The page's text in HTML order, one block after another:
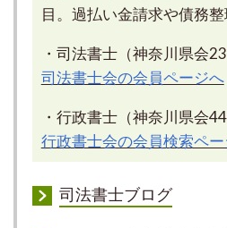
目。過払い金請求や債務整
・司法書士（神奈川県会
司法書士会の会員ページへ
・行政書士（神奈川県会
行政書士会の会員検索ペ
司法書士ブログ